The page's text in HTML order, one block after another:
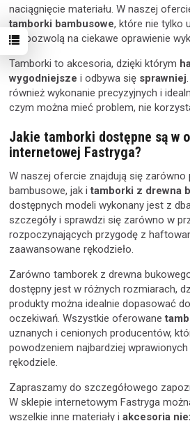
naciągnięcie materiału. W naszej
tamborki bambusowe, które nie tylko
też pozwolą na ciekawe oprawienie
Tamborki to akcesoria, dzięki którym
wygodniejsze i odbywa się sprawniej
również wykonanie precyzyjnych i
czym można mieć problem, nie
Jakie tamborki dostępne są w
internetowej Fastryga?
W naszej ofercie znajdują się zarówno
bambusowe, jak itamborki z drewna
dostępnych modeli wykonany jest z
szczegóły i sprawdzi się zarówno w
rozpoczynających przygodę z
zaawansowane rękodzieło.
Zarówno tamborek z drewna
dostępny jest w różnych rozmiarach,
produkty można idealnie dopasować
oczekiwań. Wszystkie oferowane
uznanych i cenionych producentów,
powodzeniem najbardziej
rękodziele.
Zapraszamy do szczegółowego
W sklepie internetowym Fastryga
wszelkie inne materiały i akcesoria